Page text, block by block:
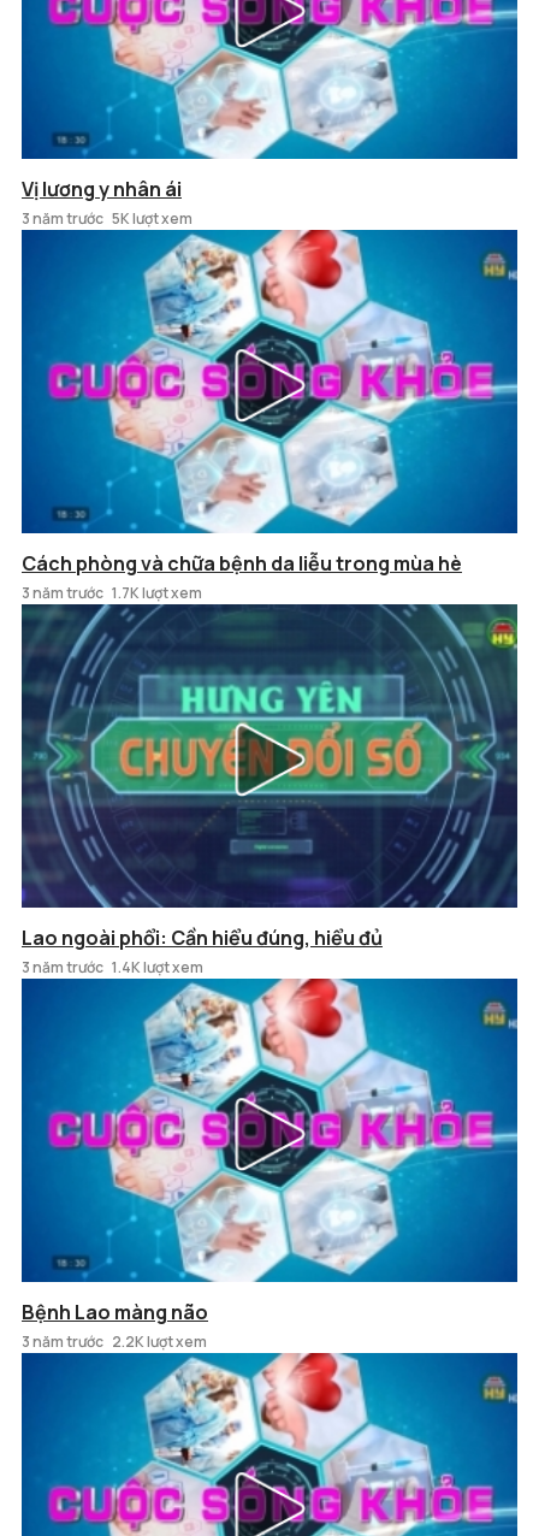
Vị lương y nhân ái
3 năm trước 5K lượt xem
Cách phòng và chữa bệnh da liễu trong mùa hè
3 năm trước 1.7K lượt xem
Lao ngoài phổi: Cần hiểu đúng, hiểu đủ
3 năm trước 1.4K lượt xem
Bệnh Lao màng não
3 năm trước 2.2K lượt xem